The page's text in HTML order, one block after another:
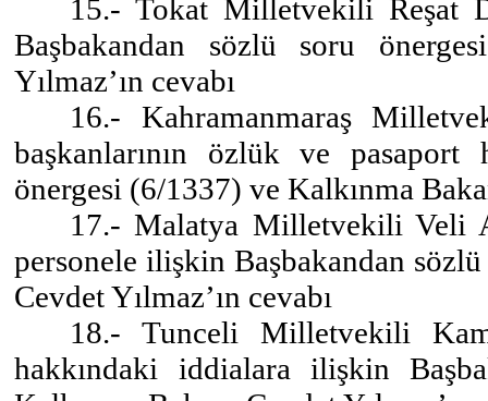
15.- Tokat Milletvekili Reşat
Başbakandan sözlü soru
Yılmaz’ın cevabı
16.- Kahramanmaraş
başkanlarının özlük ve
önergesi (6/1337) ve Kalkınma
17.- Malatya Milletvekili Veli
personele ilişkin Başbakandan
Cevdet Yılmaz’ın cevabı
18.- Tunceli Milletvekili
hakkındaki iddialara ilişkin